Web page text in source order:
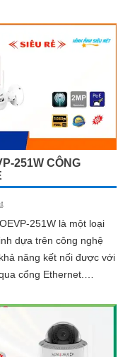
251W CÔNG
251W là một loại
dựa trên công nghệ
năng kết nối được với
cổng Ethernet.